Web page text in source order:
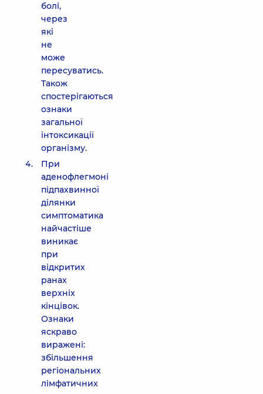
болі,
через
які
не
може
пересуватись.
Також
спостерігаються
ознаки
загальної
інтоксикації
організму.
При
аденофлегмоні
підпахвинної
ділянки
симптоматика
найчастіше
виникає
при
відкритих
ранах
верхніх
кінцівок.
Ознаки
яскраво
виражені:
збільшення
регіональних
лімфатичних